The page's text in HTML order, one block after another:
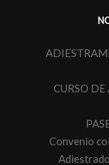
CURSO
Convenio